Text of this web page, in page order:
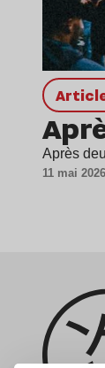
Après
11 mai 2026